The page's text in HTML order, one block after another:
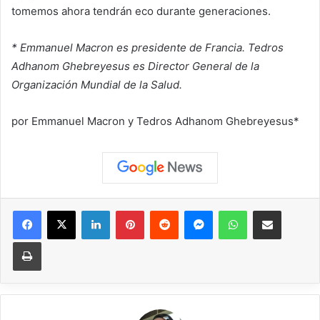
tomemos ahora tendrán eco durante generaciones.
* Emmanuel Macron es presidente de Francia. Tedros
Adhanom Ghebreyesus es Director General de la
Organización Mundial de la Salud.
por Emmanuel Macron y Tedros Adhanom Ghebreyesus*
Facebook
X LinkedInPinterestReddit MessengerWhatsAppCompartir vía correo
Imprimir